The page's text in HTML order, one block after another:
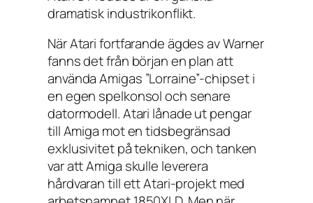
dramatisk industrikonflikt.
När Atari fortfarande ägdes av Warner
fanns det från början en plan att
använda Amigas ”Lorraine”-chipset i
en egen spelkonsol och senare
datormodell. Atari lånade ut pengar
till Amiga mot en tidsbegränsad
exklusivitet på tekniken, och tanken
var att Amiga skulle leverera
hårdvaran till ett Atari-projekt med